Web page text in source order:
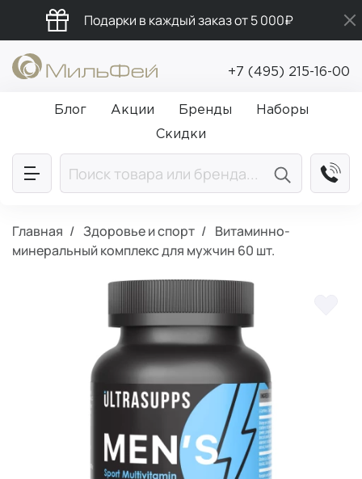
Подарки в каждый заказ от 5 000₽
Бесплатная доставка от 5 000₽
Промокод ПРИВЕТ
+7 (495) 215-16-00
Блог Акции Бренды
Наборы
Скидки
Главная Здоровье и спорт
Витаминно-
минеральный комплекс для мужчин 60 шт.